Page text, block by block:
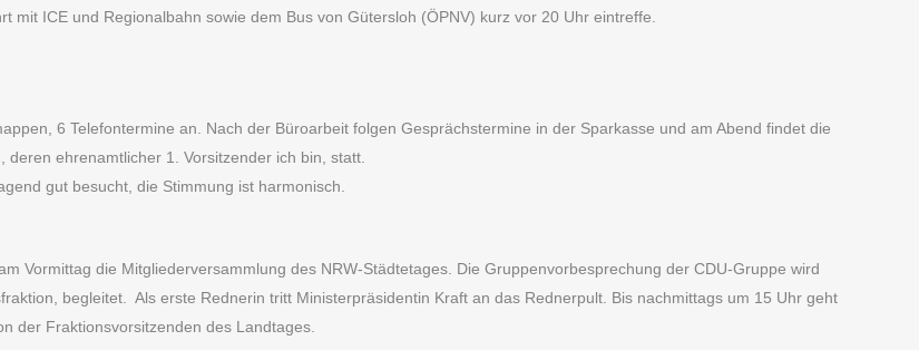
ICE und Regionalbahn sowie dem Bus von Gütersloh (ÖPNV) kurz vor 20 Uhr eintreffe.
6 Telefontermine an. Nach der Büroarbeit folgen Gesprächstermine in der Sparkasse und am Abend findet die
ehrenamtlicher 1. Vorsitzender ich bin, statt.
gut besucht, die Stimmung ist harmonisch.
Vormittag die Mitgliederversammlung des NRW-Städtetages. Die Gruppenvorbesprechung der CDU-Gruppe wird
begleitet. Als erste Rednerin tritt Ministerpräsidentin Kraft an das Rednerpult. Bis nachmittags um 15 Uhr geht
der Fraktionsvorsitzenden des Landtages.